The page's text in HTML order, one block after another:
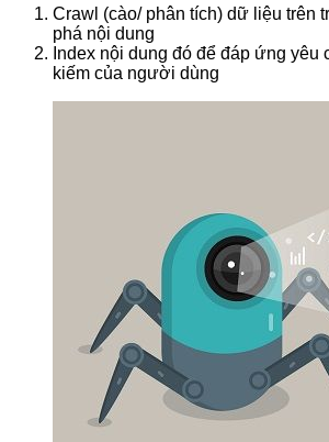
Crawl (cào/ phân tích) dữ liệu trên
phá nội dung
Index nội dung đó để đáp ứng yêu
kiếm của người dùng